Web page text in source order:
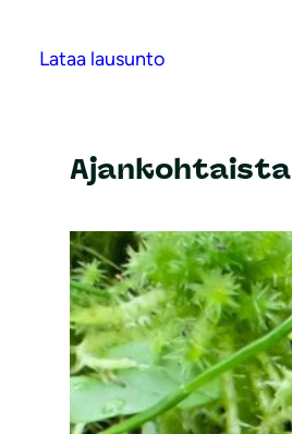
Lataa lausunto
Ajankohtaista